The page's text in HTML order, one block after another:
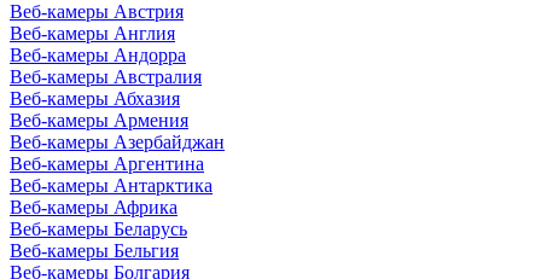
Веб-камеры Австрия
Веб-камеры Англия
Веб-камеры Андорра
Веб-камеры Австралия
Веб-камеры Абхазия
Веб-камеры Армения
Веб-камеры Азербайджан
Веб-камеры Аргентина
Веб-камеры Антарктика
Веб-камеры Африка
Веб-камеры Беларусь
Веб-камеры Бельгия
Веб-камеры Болгария